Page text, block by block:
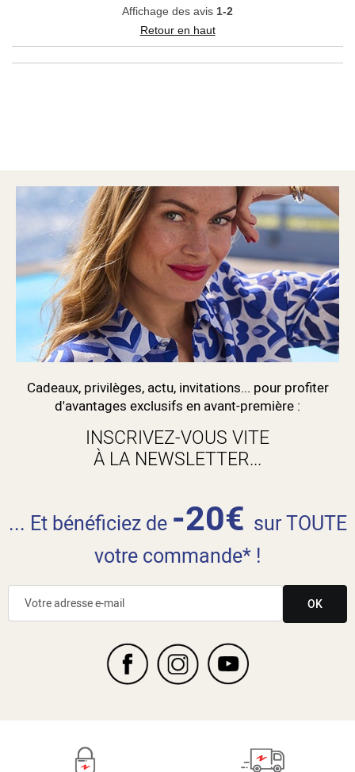
Affichage des avis 1-2
Retour en haut
Cadeaux, privilèges, actu, invitations... pour profiter
d'avantages exclusifs en avant-première :
INSCRIVEZ-VOUS VITE
À LA NEWSLETTER...
... Et bénéficiez de -20€ sur TOUTE
votre commande* !
OK